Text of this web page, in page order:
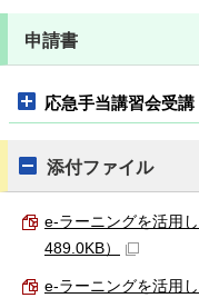
申請書
応急手当講習会受講
添付ファイル
e-ラーニングを活用
489.0KB）
e-ラーニングを活用